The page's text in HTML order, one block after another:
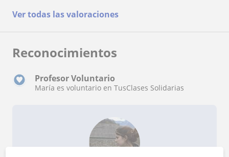
Ver todas las valoraciones
Reconocimientos
Profesor Voluntario
María es voluntario en TusClases Solidarias